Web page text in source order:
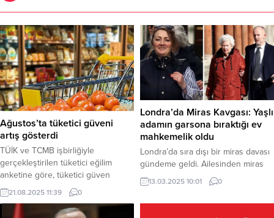
Ağustos’ta tüketici güveni
artış gösterdi
TÜİK ve TCMB işbirliğiyle
gerçekleştirilen tüketici eğilim
anketine göre, tüketici güven
endeksi Temmuz ayında 83,5 iken
Ağustos’ta yüzde 0,9 artışla 84,3
seviyesine yükseldi. Haber Merkezi
21.08.2025 11:39 0
Londra’da Miras Kavgası: Yaşlı
adamın garsona bıraktığı ev
mahkemelik oldu
Londra’da sıra dışı bir miras davası
gündeme geldi. Ailesinden miras
kalan evini, sık sık gittiği kafedeki
garsona devreden yaşlı bir adamın
13.03.2025 10:01 0